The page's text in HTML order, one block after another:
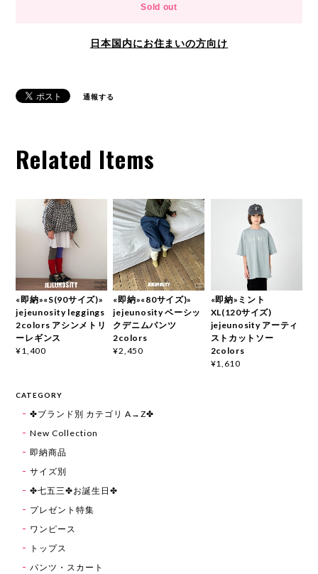
Sold out
日本国内にお住まいの方向け
通報する
Related Items
«即納»«S(90サイズ)»
jejeunosity leggings
2colors アシンメトリ
ーレギンス
¥1,400
«即納»«80サイズ)»
jejeunosity ベーシッ
クデニムパンツ
2colors
¥2,450
«即納»ミント
XL(120サイズ)
jejeunosity アーティ
ストカットソー
2colors
¥1,610
CATEGORY
✤ブランド別 カテゴリ A→Z✤
New Collection
即納商品
サイズ別
✤七五三✤お誕生日✤
プレゼント特集
ワンピース
トップス
パンツ・スカート